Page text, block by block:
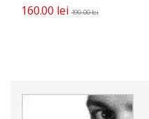
160.00 lei 190.00lei